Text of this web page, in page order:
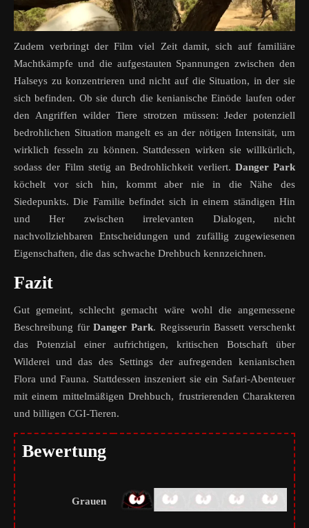
Zudem verbringt der Film viel Zeit damit, sich auf familiäre
Machtkämpfe und die aufgestauten Spannungen zwischen den
Halseys zu konzentrieren und nicht auf die Situation, in der sie
sich befinden. Ob sie durch die kenianische Einöde laufen oder
den Angriffen wilder Tiere strotzen müssen: Jeder potenziell
bedrohlichen Situation mangelt es an der nötigen Intensität, um
wirklich fesseln zu können. Stattdessen wirken sie willkürlich,
sodass der Film stetig an Bedrohlichkeit verliert. Danger Park
köchelt vor sich hin, kommt aber nie in die Nähe des
Siedepunkts. Die Familie befindet sich in einem ständigen Hin
und Her zwischen irrelevanten Dialogen, nicht
nachvollziehbaren Entscheidungen und zufällig zugewiesenen
Eigenschaften, die das schwache Drehbuch kennzeichnen.
Fazit
Gut gemeint, schlecht gemacht wäre wohl die angemessene
Beschreibung fürDanger Park. Regisseurin Bassett verschenkt
das Potenzial einer aufrichtigen, kritischen Botschaft über
Wilderei und das des Settings der aufregenden kenianischen
Flora und Fauna. Stattdessen inszeniert sie ein Safari-Abenteuer
mit einem mittelmäßigen Drehbuch, frustrierenden Charakteren
und billigen CGI-Tieren.
Bewertung
Grauen